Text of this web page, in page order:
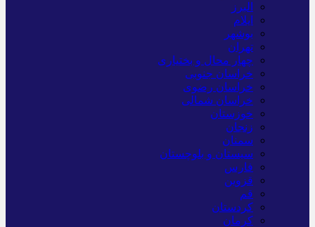
البرز
ایلام
بوشهر
تهران
چهار محال و بختیاری
خراسان جنوبی
خراسان رضوی
خراسان شمالی
خوزستان
زنجان
سمنان
سیستان و بلوچستان
فارس
قزوین
قم
کردستان
کرمان